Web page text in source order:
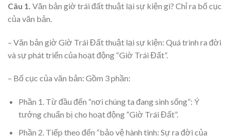
Câu 1. Văn bản giờ trái đất thuật lại sự kiện gì? Chỉ ra bố cục
của văn bản.
– Văn bản giờ Giờ Trái Đất thuật lại sự kiện: Quá trình ra đời
và sự phát triển của hoạt động “Giờ Trái Đất”.
– Bố cục của văn bản: Gồm 3 phần:
Phần 1. Từ đầu đến “nơi chúng ta đang sinh sống”: Ý
tưởng chuẩn bị cho hoạt động “Giờ Trái Đất”.
Phần 2. Tiếp theo đến “bảo vệ hành tinh: Sự ra đời của